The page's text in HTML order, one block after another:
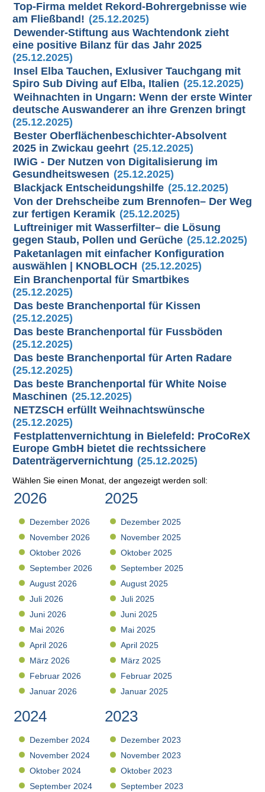
Top-Firma meldet Rekord-Bohrergebnisse wie
am Fließband! (25.12.2025)
Dewender-Stiftung aus Wachtendonk zieht
eine positive Bilanz für das Jahr 2025
(25.12.2025)
Insel Elba Tauchen, Exlusiver Tauchgang mit
Spiro Sub Diving auf Elba, Italien (25.12.2025)
Weihnachten in Ungarn: Wenn der erste Winter
deutsche Auswanderer an ihre Grenzen bringt
(25.12.2025)
Bester Oberflächenbeschichter-Absolvent
2025 in Zwickau geehrt (25.12.2025)
IWiG - Der Nutzen von Digitalisierung im
Gesundheitswesen (25.12.2025)
Blackjack Entscheidungshilfe (25.12.2025)
Von der Drehscheibe zum Brennofen– Der Weg
zur fertigen Keramik (25.12.2025)
Luftreiniger mit Wasserfilter– die Lösung
gegen Staub, Pollen und Gerüche (25.12.2025)
Paketanlagen mit einfacher Konfiguration
auswählen | KNOBLOCH (25.12.2025)
Ein Branchenportal für Smartbikes
(25.12.2025)
Das beste Branchenportal für Kissen
(25.12.2025)
Das beste Branchenportal für Fussböden
(25.12.2025)
Das beste Branchenportal für Arten Radare
(25.12.2025)
Das beste Branchenportal für White Noise
Maschinen (25.12.2025)
NETZSCH erfüllt Weihnachtswünsche
(25.12.2025)
Festplattenvernichtung in Bielefeld: ProCoReX
Europe GmbH bietet die rechtssichere
Datenträgervernichtung (25.12.2025)
Wählen Sie einen Monat, der angezeigt werden soll:
2026
Dezember 2026
November 2026
Oktober 2026
September 2026
August 2026
Juli 2026
Juni 2026
Mai 2026
April 2026
März 2026
Februar 2026
Januar 2026
2025
Dezember 2025
November 2025
Oktober 2025
September 2025
August 2025
Juli 2025
Juni 2025
Mai 2025
April 2025
März 2025
Februar 2025
Januar 2025
2024
Dezember 2024
November 2024
Oktober 2024
September 2024
2023
Dezember 2023
November 2023
Oktober 2023
September 2023